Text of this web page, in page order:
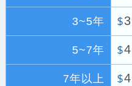
3~5年 $
5~7年 $
7年以上 $